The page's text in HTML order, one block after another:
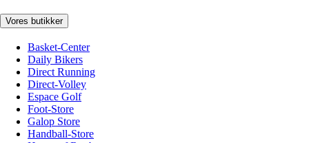
Vores butikker
Basket-Center
Daily Bikers
Direct Running
Direct-Volley
Espace Golf
Foot-Store
Galop Store
Handball-Store